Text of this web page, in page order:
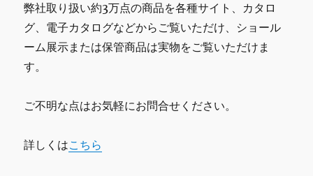
弊社取り扱い約3万点の商品を各種サイト、カタロ
グ、電子カタログなどからご覧いただけ、ショール
ーム展示または保管商品は実物をご覧いただけま
す。
ご不明な点はお気軽にお問合せください。
詳しくはこちら